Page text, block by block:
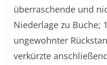
überraschende und
Niederlage zu Buche;
ungewohnter
verkürzte